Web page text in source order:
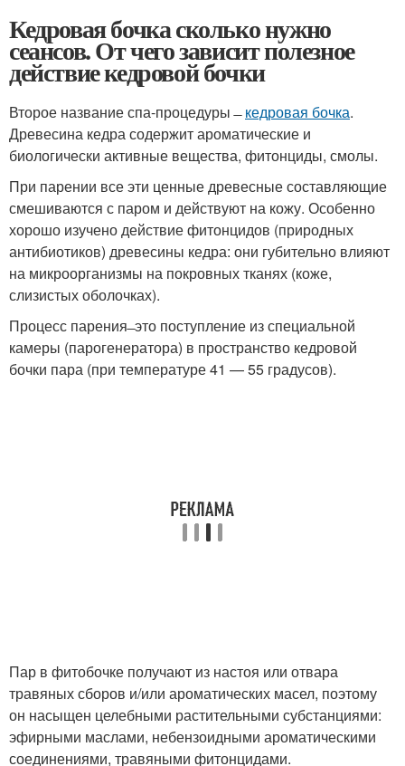
Кедровая бочка сколько нужно
сеансов. От чего зависит полезное
действие кедровой бочки
Второе название спа-процедуры ̶кедровая бочка.
Древесина кедра содержит ароматические и
биологически активные вещества, фитонциды, смолы.
При парении все эти ценные древесные составляющие
смешиваются с паром и действуют на кожу. Особенно
хорошо изучено действие фитонцидов (природных
антибиотиков) древесины кедра: они губительно влияют
на микроорганизмы на покровных тканях (коже,
слизистых оболочках).
Процесс парения ̶ это поступление из специальной
камеры (парогенератора) в пространство кедровой
бочки пара (при температуре 41 — 55 градусов).
Пар в фитобочке получают из настоя или отвара
травяных сборов и/или ароматических масел, поэтому
он насыщен целебными растительными субстанциями:
эфирными маслами, небензоидными ароматическими
соединениями, травяными фитонцидами.